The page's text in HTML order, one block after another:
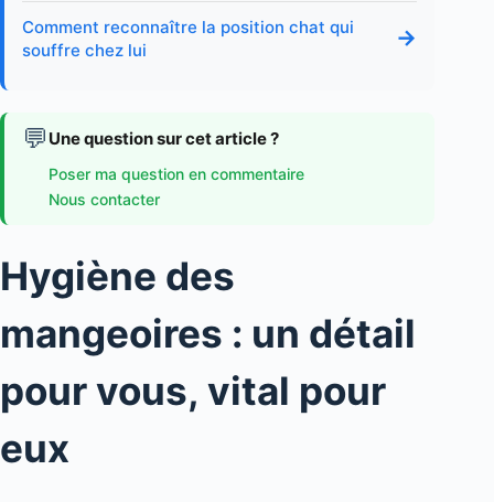
Comment reconnaître la position chat qui
souffre chez lui
→
💬 Une question sur cet article ?
Poser ma question en commentaire
Nous contacter
Hygiène des
mangeoires : un détail
pour vous, vital pour
eux